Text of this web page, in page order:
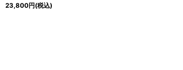
23,800円(税込)